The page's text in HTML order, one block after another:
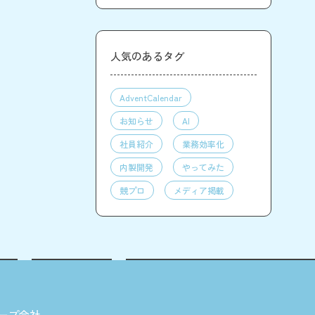
人気のあるタグ
AdventCalendar
お知らせ
AI
社員紹介
業務効率化
内製開発
やってみた
競プロ
メディア掲載